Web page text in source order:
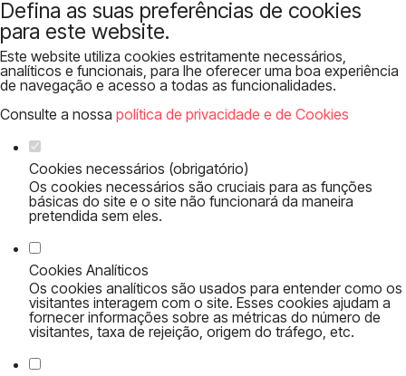
Defina as suas preferências de cookies
para este website.
Este website utiliza cookies estritamente necessários,
analíticos e funcionais, para lhe oferecer uma boa experiência
de navegação e acesso a todas as funcionalidades.
Consulte a nossa política de privacidade e de Cookies
Cookies necessários (obrigatório)
Os cookies necessários são cruciais para as funções
básicas do site e o site não funcionará da maneira
pretendida sem eles.
Cookies Analíticos
Os cookies analíticos são usados para entender como os
visitantes interagem com o site. Esses cookies ajudam a
fornecer informações sobre as métricas do número de
visitantes, taxa de rejeição, origem do tráfego, etc.